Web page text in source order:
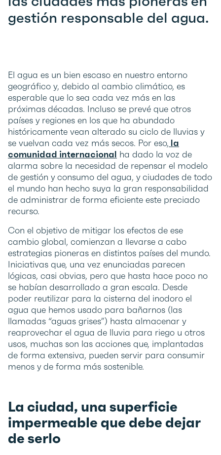
gestión responsable del agua.
El agua es un bien escaso en nuestro entorno
geográfico y, debido al cambio climático, es
esperable que lo sea cada vez más en las
próximas décadas. Incluso se prevé que otros
países y regiones en los que ha abundado
históricamente vean alterado su ciclo de lluvias y
se vuelvan cada vez más secos. Por eso, la
comunidad internacional ha dado la voz de
alarma sobre la necesidad de repensar el modelo
de gestión y consumo del agua, y ciudades de todo
el mundo han hecho suya la gran responsabilidad
de administrar de forma eficiente este preciado
recurso.
Con el objetivo de mitigar los efectos de ese
cambio global, comienzan a llevarse a cabo
estrategias pioneras en distintos países del mundo.
Iniciativas que, una vez enunciadas parecen
lógicas, casi obvias, pero que hasta hace poco no
se habían desarrollado a gran escala. Desde
poder reutilizar para la cisterna del inodoro el
agua que hemos usado para bañarnos (las
llamadas “aguas grises”) hasta almacenar y
reaprovechar el agua de lluvia para riego u otros
usos, muchas son las acciones que, implantadas
de forma extensiva, pueden servir para consumir
menos y de forma más sostenible.
La ciudad, una superficie
impermeable que debe dejar
de serlo